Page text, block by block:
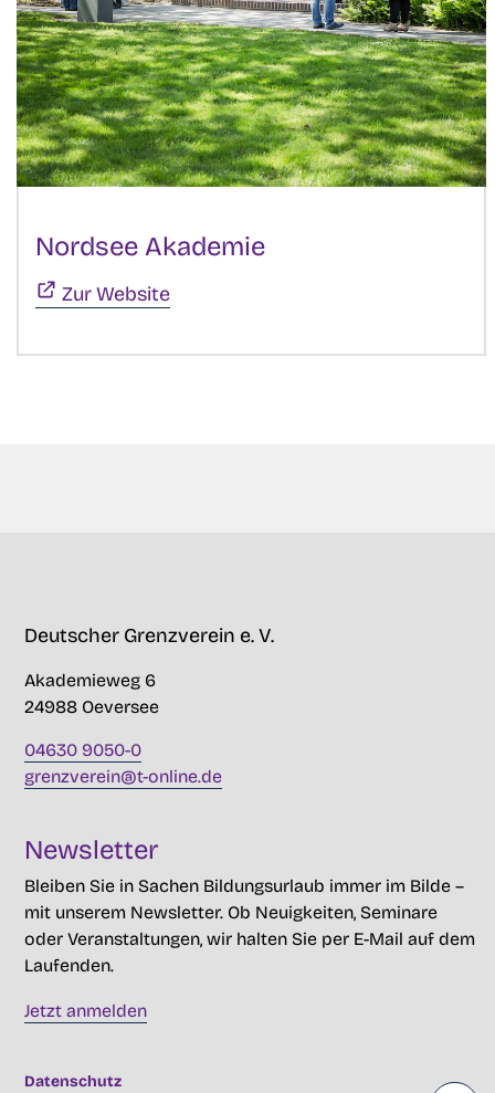
Nordsee Akademie
Zur Website
Deutscher Grenzverein e. V.
Akademieweg 6
24988 Oeversee
04630 9050-0
grenzverein@t-online.de
Newsletter
Bleiben Sie in Sachen Bildungsurlaub immer im Bilde –
mit unserem Newsletter. Ob Neuigkeiten, Seminare
oder Veranstaltungen, wir halten Sie per E-Mail auf dem
Laufenden.
Jetzt anmelden
Datenschutz